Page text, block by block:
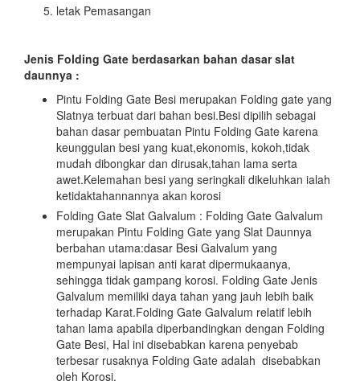
letak Pemasangan
Jenis Folding Gate berdasarkan bahan dasar slat
daunnya :
Pintu Folding Gate Besi merupakan Folding gate yang
Slatnya terbuat dari bahan besi.Besi dipilih sebagai
bahan dasar pembuatan Pintu Folding Gate karena
keunggulan besi yang kuat,ekonomis, kokoh,tidak
mudah dibongkar dan dirusak,tahan lama serta
awet.Kelemahan besi yang seringkali dikeluhkan ialah
ketidaktahannannya akan korosi
Folding Gate Slat Galvalum : Folding Gate Galvalum
merupakan Pintu Folding Gate yang Slat Daunnya
berbahan utama:dasar Besi Galvalum yang
mempunyai lapisan anti karat dipermukaanya,
sehingga tidak gampang korosi. Folding Gate Jenis
Galvalum memiliki daya tahan yang jauh lebih baik
terhadap Karat.Folding Gate Galvalum relatif lebih
tahan lama apabila diperbandingkan dengan Folding
Gate Besi, Hal ini disebabkan karena penyebab
terbesar rusaknya Folding Gate adalah disebabkan
oleh Korosi.